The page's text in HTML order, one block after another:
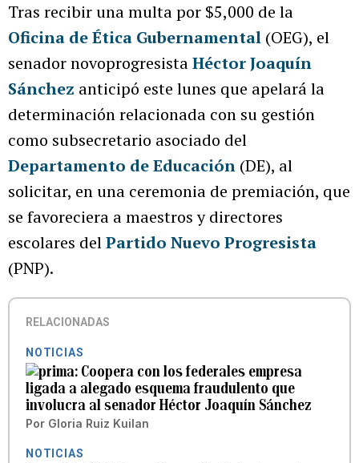
Tras recibir una multa por $5,000 de la
Oficina de Ética Gubernamental (OEG), el
senador novoprogresistaHéctor Joaquín
Sánchez anticipó este lunes que apelará la
determinación relacionada con su gestión
como subsecretario asociado del
Departamento de Educación (DE), al
solicitar, en una ceremonia de premiación, que
se favoreciera a maestros y directores
escolares delPartido Nuevo Progresista
(PNP).
RELACIONADAS
NOTICIAS
Coopera con los federales empresa
ligada a alegado esquema fraudulento que
involucra al senador Héctor Joaquín Sánchez
Por Gloria Ruiz Kuilan
NOTICIAS